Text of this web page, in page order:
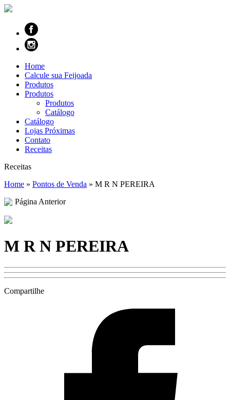
Home
Calcule sua Feijoada
Produtos
Produtos
Produtos
Catálogo
Catálogo
Lojas Próximas
Contato
Receitas
Receitas
Home » Pontos de Venda » M R N PEREIRA
Página Anterior
M R N PEREIRA
Compartilhe